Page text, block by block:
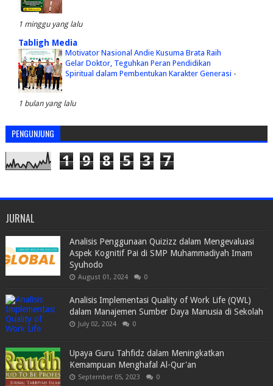
1 minggu yang lalu
Tabligh Media
Motivator Nasional Andie Kusuma Brata Raih
Gelar Doktor, Teguhkan Peran Pendidikan
Spiritual dalam Pembentukan Karakter Generasi -
1 bulan yang lalu
PENGUNJUNG
1 9 8 5 3 7
JURNAL
Analisis Penggunaan Quizizz dalam Mengevaluasi
Aspek Kognitif Pai di SMP Muhammadiyah Imam
Syuhodo
August 01, 2024 0
Analisis Implementasi Quality of Work Life (QWL)
dalam Manajemen Sumber Daya Manusia di Sekolah
July 02, 2024 0
Upaya Guru Tahfidz dalam Meningkatkan
Kemampuan Menghafal Al-Qur'an
September 05, 2023 0